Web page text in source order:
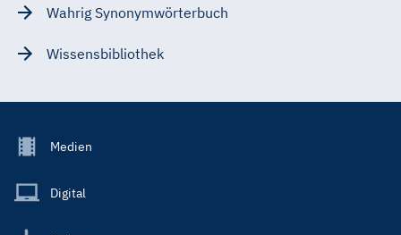
Wahrig Synonymwörterbuch
Wissensbibliothek
Footer
Main
Medien
Digital